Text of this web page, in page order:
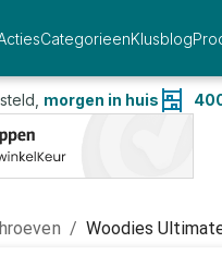
CategorieenKlusblog
morgen in huis
/ Woodies